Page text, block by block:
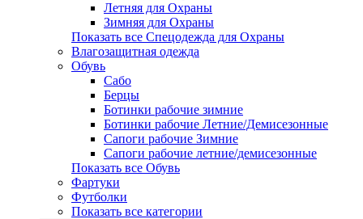
Летняя для Охраны
Зимняя для Охраны
Показать все Спецодежда для Охраны
Влагозащитная одежда
Обувь
Сабо
Берцы
Ботинки рабочие зимние
Ботинки рабочие Летние/Демисезонные
Сапоги рабочие Зимние
Сапоги рабочие летние/демисезонные
Показать все Обувь
Фартуки
Футболки
Показать все категории